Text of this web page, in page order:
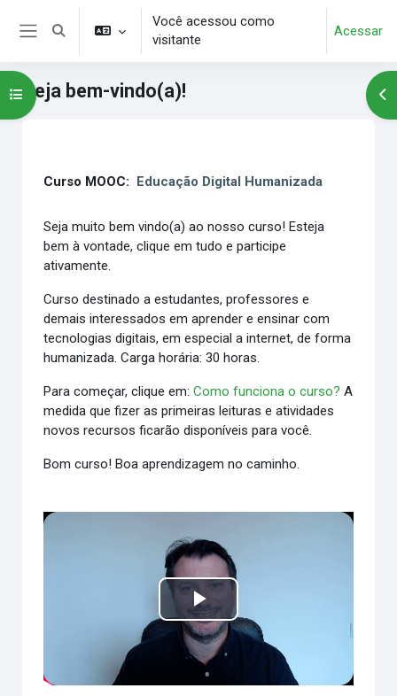
Ir para o conteúdo principal
Alternar entrada de pesquisa
Você acessou como
visitante
Acessar
Seja bem-vindo(a)!
Abrir índice do curso
Curso MOOC: Educação Digital Humanizada
Seja muito bem vindo(a) ao nosso curso! Esteja
bem à vontade, clique em tudo e participe
ativamente.
Curso destinado a estudantes, professores e
demais interessados em aprender e ensinar com
tecnologias digitais, em especial a internet, de forma
humanizada. Carga horária: 30 horas.
Para começar, clique em:Como funciona o curso? A
medida que fizer as primeiras leituras e atividades
novos recursos ficarão disponíveis para você.
Bom curso! Boa aprendizagem no caminho.
Tocar
Vídeo